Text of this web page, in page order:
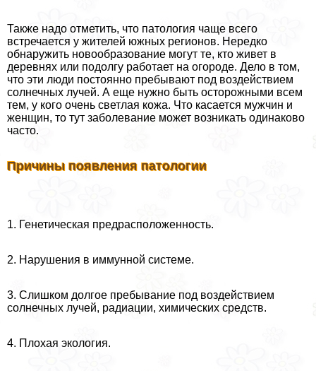
Также надо отметить, что патология чаще всего
встречается у жителей южных регионов. Нередко
обнаружить новообразование могут те, кто живет в
деревнях или подолгу работает на огороде. Дело в том,
что эти люди постоянно пребывают под воздействием
солнечных лучей. А еще нужно быть осторожными всем
тем, у кого очень светлая кожа. Что касается мужчин и
женщин, то тут заболевание может возникать одинаково
часто.
Причины появления патологии
1. Генетическая предрасположенность.
2. Нарушения в иммунной системе.
3. Слишком долгое пребывание под воздействием
солнечных лучей, радиации, химических средств.
4. Плохая экология.